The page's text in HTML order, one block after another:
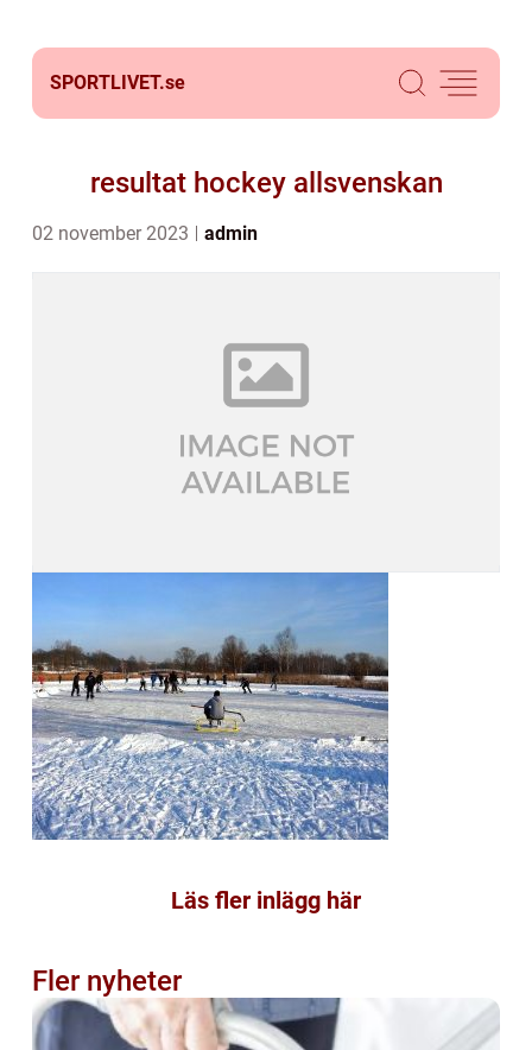
SPORTLIVET.se
resultat hockey allsvenskan
02 november 2023 admin
Läs fler inlägg här
Fler nyheter